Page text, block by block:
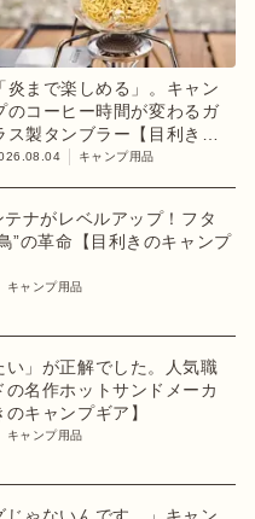
「炎まで楽しめる」。キャン
のコーヒー時間が変わるガ
ス製タンブラー【目利きの
ャンプギア】キャンプ用品
ナがレベルアップ！フタ
”の革命【目利きのキャンプ
キャンプ用品
い」が正解でした。人気職
の名作ホットサンドメーカ
キャンプギア】
キャンプ用品